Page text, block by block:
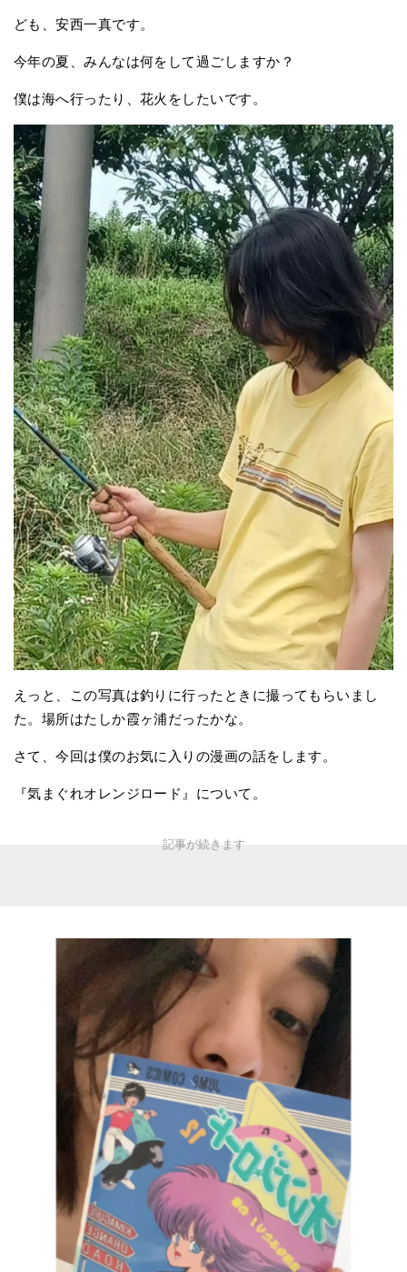
ども、安西一真です。
今年の夏、みんなは何をして過ごしますか？
僕は海へ行ったり、花火をしたいです。
えっと、この写真は釣りに行ったときに撮ってもらいまし
た。場所はたしか霞ヶ浦だったかな。
さて、今回は僕のお気に入りの漫画の話をします。
『気まぐれオレンジロード』について。